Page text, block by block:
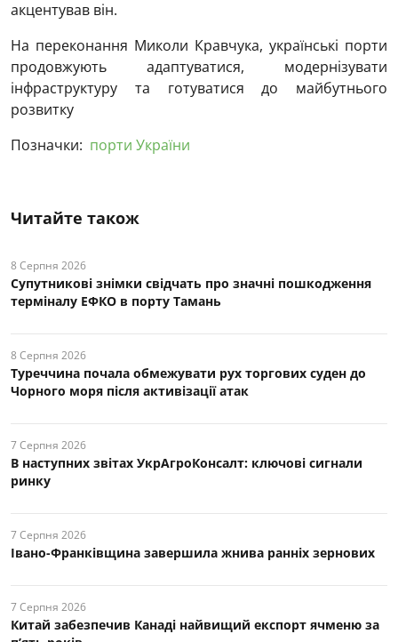
акцентував він.
На переконання Миколи Кравчука, українські порти
продовжують адаптуватися, модернізувати
інфраструктуру та готуватися до майбутнього
розвитку
Позначки: порти України
Читайте також
8 Серпня 2026
Супутникові знімки свідчать про значні пошкодження
терміналу ЕФКО в порту Тамань
8 Серпня 2026
Туреччина почала обмежувати рух торгових суден до
Чорного моря після активізації атак
7 Серпня 2026
В наступних звітах УкрАгроКонсалт: ключові cигнали
ринку
7 Серпня 2026
Івано-Франківщина завершила жнива ранніх зернових
7 Серпня 2026
Китай забезпечив Канаді найвищий експорт ячменю за